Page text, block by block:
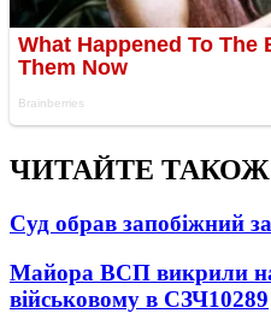
ЧИТАЙТЕ ТАКОЖ
Суд обрав запобіжний
Майора ВСП викрили
військовому в СЗЧ10289